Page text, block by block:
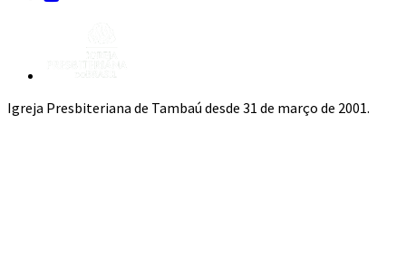
Igreja Presbiteriana de Tambaú desde 31 de março de 2001.